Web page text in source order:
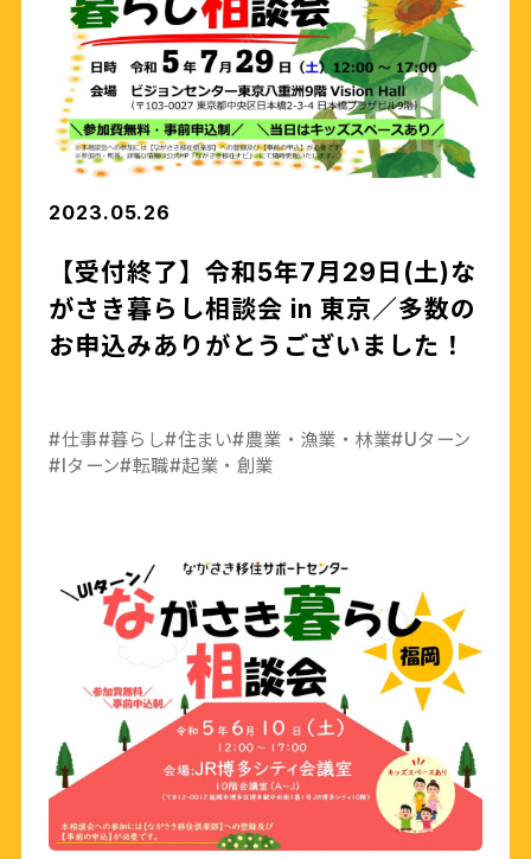
2023.05.26
【受付終了】令和5年7月29日(土)な
がさき暮らし相談会 in 東京／多数の
お申込みありがとうございました！
#仕事#暮らし#住まい#農業・漁業・林業#Uターン
#Iターン#転職#起業・創業